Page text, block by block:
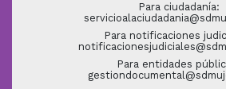
Para ciudadanía:
Para notificaciones
Para entidades